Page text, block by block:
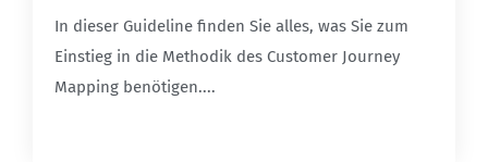
In dieser Guideline finden Sie alles, was Sie zum
Einstieg in die Methodik des Customer Journey
Mapping benötigen....